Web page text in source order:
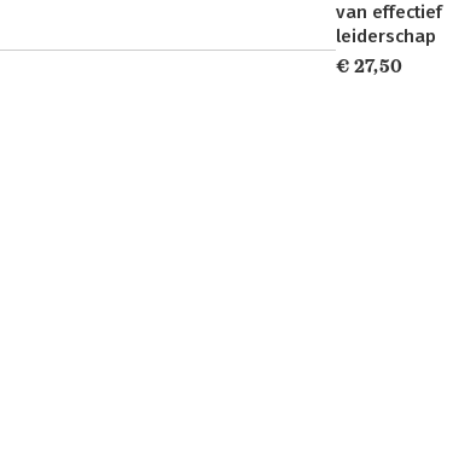
van effectief
leiderschap
€ 27,50